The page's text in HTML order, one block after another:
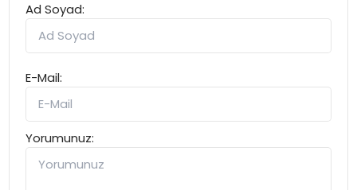
Ad Soyad:
E-Mail:
Yorumunuz: